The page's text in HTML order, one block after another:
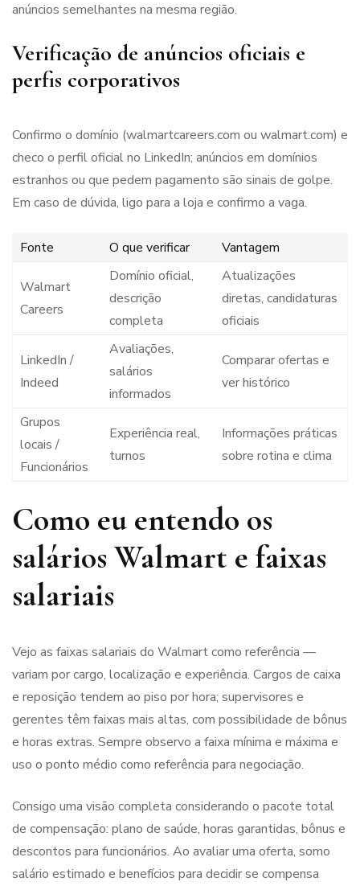
anúncios semelhantes na mesma região.
Verificação de anúncios oficiais e
perfis corporativos
Confirmo o domínio (walmartcareers.com ou walmart.com) e
checo o perfil oficial no LinkedIn; anúncios em domínios
estranhos ou que pedem pagamento são sinais de golpe.
Em caso de dúvida, ligo para a loja e confirmo a vaga.
Fonte O que verificar Vantagem
Walmart
Careers
Domínio oficial,
descrição
completa
Atualizações
diretas, candidaturas
oficiais
LinkedIn /
Indeed
Avaliações,
salários
informados
Comparar ofertas e
ver histórico
Grupos
locais /
Funcionários
Experiência real,
turnos
Informações práticas
sobre rotina e clima
Como eu entendo os
salários Walmart e faixas
salariais
Vejo as faixas salariais do Walmart como referência —
variam por cargo, localização e experiência. Cargos de caixa
e reposição tendem ao piso por hora; supervisores e
gerentes têm faixas mais altas, com possibilidade de bônus
e horas extras. Sempre observo a faixa mínima e máxima e
uso o ponto médio como referência para negociação.
Consigo uma visão completa considerando o pacote total
de compensação: plano de saúde, horas garantidas, bônus e
descontos para funcionários. Ao avaliar uma oferta, somo
salário estimado e benefícios para decidir se compensa